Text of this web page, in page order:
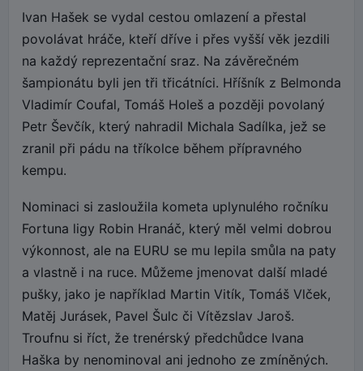
Ivan Hašek se vydal cestou omlazení a přestal
povolávat hráče, kteří dříve i přes vyšší věk jezdili
na každý reprezentační sraz. Na závěrečném
šampionátu byli jen tři třicátníci. Hříšník z Belmonda
Vladimír Coufal, Tomáš Holeš a později povolaný
Petr Ševčík, který nahradil Michala Sadílka, jež se
zranil při pádu na tříkolce během přípravného
kempu.
Nominaci si zasloužila kometa uplynulého ročníku
Fortuna ligy Robin Hranáč, který měl velmi dobrou
výkonnost, ale na EURU se mu lepila smůla na paty
a vlastně i na ruce. Můžeme jmenovat další mladé
pušky, jako je například Martin Vitík, Tomáš Vlček,
Matěj Jurásek, Pavel Šulc či Vítězslav Jaroš.
Troufnu si říct, že trenérský předchůdce Ivana
Haška by nenominoval ani jednoho ze zmíněných.